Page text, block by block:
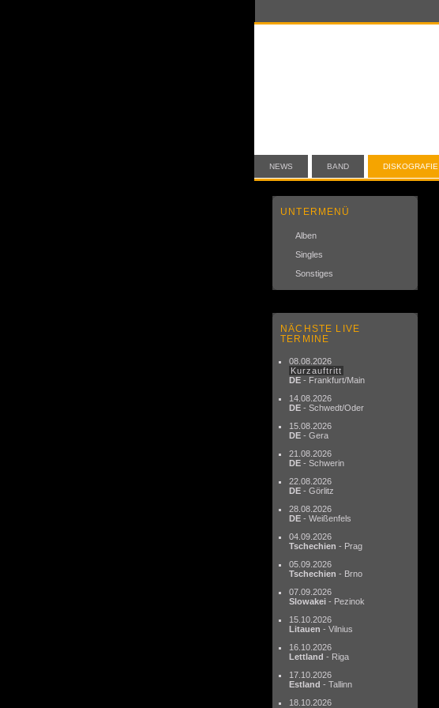
NEWS BAND DISKOGRAFIE
UNTERMENÜ
Alben
Singles
Sonstiges
NÄCHSTE LIVE
TERMINE
08.08.2026
Kurzauftritt
DE - Frankfurt/Main
14.08.2026
DE - Schwedt/Oder
15.08.2026
DE - Gera
21.08.2026
DE - Schwerin
22.08.2026
DE - Görlitz
28.08.2026
DE - Weißenfels
04.09.2026
Tschechien - Prag
05.09.2026
Tschechien - Brno
07.09.2026
Slowakei - Pezinok
15.10.2026
Litauen - Vilnius
16.10.2026
Lettland - Riga
17.10.2026
Estland - Tallinn
18.10.2026